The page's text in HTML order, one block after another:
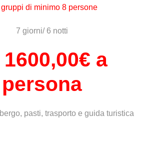
gruppi di minimo 8 persone
7 giorni/ 6 notti
1600,00€ a
persona
pasti, trasporto e guida turistica